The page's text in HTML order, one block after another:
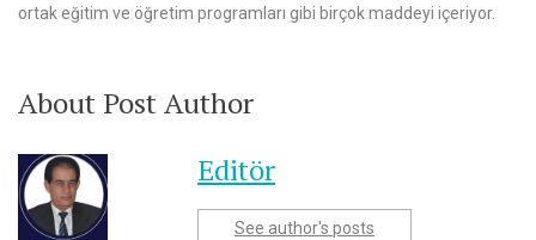
ortak eğitim ve öğretim programları gibi birçok maddeyi içeriyor.
About Post Author
Editör
See author's posts